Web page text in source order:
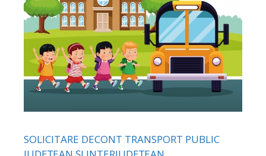
SOLICITARE DECONT TRANSPORT PUBLIC